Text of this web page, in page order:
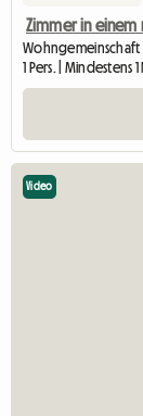
Zimmer in einem
Wohngemeinschaft
1 Pers. | Mindestens
Video